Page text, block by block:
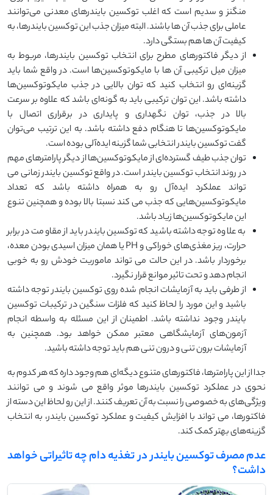
منگنز و سدیم است که اغلب توکسین بایندرهای معدنی می‌توانند
عاملی برای جذب آن ها باشند. البته میزان جذب این توکسین بایندرها، به
کیفیت آن ها هم بستگی دارد.
از دیگر فاکتورهای مطرح برای انتخاب توکسین بایندرها، مربوط به
میزان میل ترکیبی آن ها با مایکوتوکسین‌ها است. در واقع شما باید
گزینه‌ای رو انتخاب کنید که توان بالایی در جذب مایکوتوکسین‌ها
داشته باشد. این توان ترکیبی باید به گونه‌ای باشد که علاوه بر سرعت
بالا در جذب، توان نگهداری و پایداری در برقراری اتصال با
مایکوتوکسین‌ها تا هنگام دفع داشته باشد. به این ترتیب می‌توان
گفت توکسین بایندر انتخابی شما گزینه ایده‌آلی بوده است.
توان جذب طیف گسترده‌ای از مایکوتوکسین‌ها از دیگر پارامترهای مهم
در روند انتخاب توکسین بایندر است. در واقع توکسین بایندر زمانی می
تواند عملکرد ایده‌آل رو به همراه داشته باشد که تعداد
مایکوتوکسین‌هایی که جذب می کند نسبتا بالا بوده و همچنین تنوع
این مایکوتوکسین‌ها زیاد باشد.
به علاوه توجه داشته باشید که توکسین بایندر باید از مقاومت در برابر
حرارت، ریز مغذی‌های خوراکی و PH یا همان میزان اسیدی بودن معده،
برخوردار باشد. در این حالت می تواند ماموریت خودش رو به خوبی
انجام دهد و تحت تاثیر موانع قرار نگیرد.
از طرفی باید به آزمایشات انجام شده روی توکسین بایندر توجه داشته
باشید و این مورد را لحاظ کنید که فلزات سنگین در ترکیبات توکسین
بایندر وجود نداشته باشد. اطمینان از این مسئله به واسطه انجام
آزمون‌های آزمایشگاهی معتبر ممکن خواهد بود. همچنین به
آزمایشات برون تنی و درون تنی هم باید توجه داشته باشید.
جدا از این پارامترها، فاکتورهای متنوع دیگه‌ای هم وجود داره که هر کدوم به
نحوی در عملکرد توکسین بایندرها موثر واقع می شوند و می توانند
ویژگی‌های به خصوصی را نسبت به آن تعریف کنند. از این رو لحاظ این دسته از
فاکتورها، می تواند با افزایش کیفیت و عملکرد توکسین بایندر، به انتخاب
گزینه‌های بهتر کمک کند.
عدم مصرف توکسین بایندر در تغذیه دام چه تاثیراتی خواهد
داشت؟